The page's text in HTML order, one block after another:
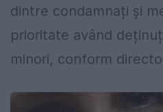
dintre condamnați și
prioritate având
minori, conform